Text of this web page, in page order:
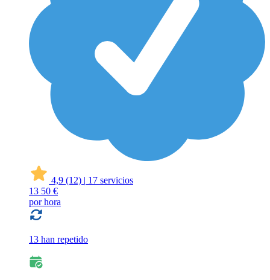
4,9 (12) | 17 servicios
13 50 €
por hora
13 han repetido